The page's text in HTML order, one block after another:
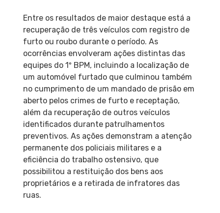
Entre os resultados de maior destaque está a
recuperação de três veículos com registro de
furto ou roubo durante o período. As
ocorrências envolveram ações distintas das
equipes do 1º BPM, incluindo a localização de
um automóvel furtado que culminou também
no cumprimento de um mandado de prisão em
aberto pelos crimes de furto e receptação,
além da recuperação de outros veículos
identificados durante patrulhamentos
preventivos. As ações demonstram a atenção
permanente dos policiais militares e a
eficiência do trabalho ostensivo, que
possibilitou a restituição dos bens aos
proprietários e a retirada de infratores das
ruas.